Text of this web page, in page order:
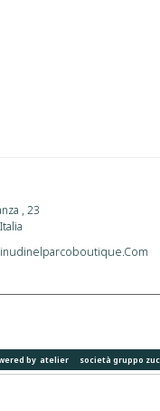
, 23
by atelier società gruppo